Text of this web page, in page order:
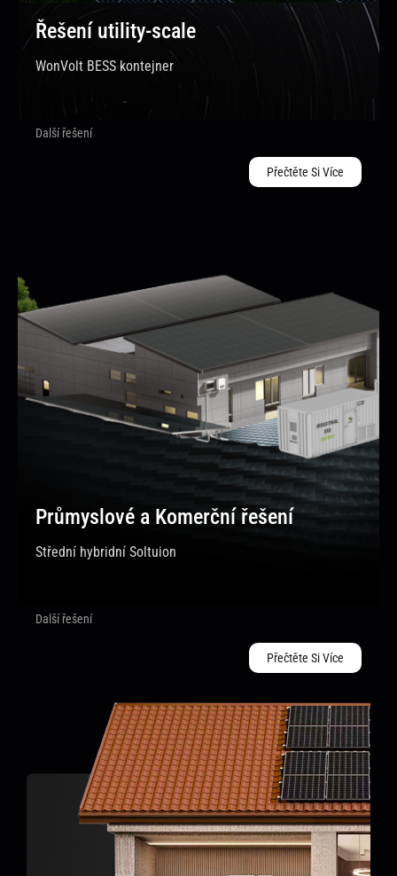
Řešení utility-scale
WonVolt BESS kontejner
Další řešení
Přečtěte Si Více
Průmyslové a Komerční řešení
Střední hybridní Soltuion
Další řešení
Přečtěte Si Více